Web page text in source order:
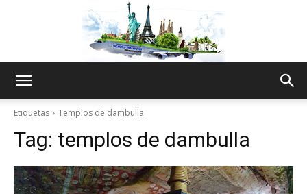
Etiquetas Templos de dambulla
Tag: templos de dambulla